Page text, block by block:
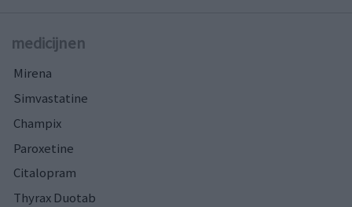
medicijnen
Mirena
Simvastatine
Champix
Paroxetine
Citalopram
Thyrax Duotab